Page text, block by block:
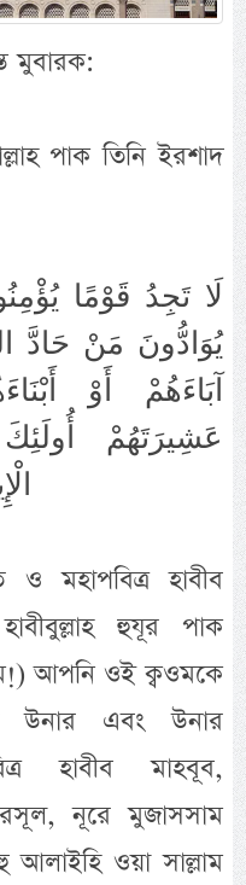
মুবারক:
পাক তিনি ইরশাদ
لَا تَجِدُ قَوْمًا
يُوَادُّونَ مَنْ حَادَّ
آبَاءَهُمْ أَوْ
عَشِيرَتَهُمْ
ও মহাপবিত্র হাবীব
হুযূর পাক
আপনি ওই ক্বওমকে
উনার এবং উনার
হাবীব মাহবূব,
রসূল, নূরে মুজাসসাম
আলাইহি ওয়া সাল্লাম